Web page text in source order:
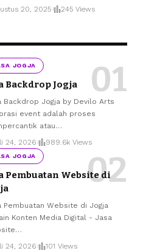
20, 2025 245 Views
JOGJA
Backdrop Jogja
Backdrop Jogja by Devilo Arts
event adalah proses
atau…
24, 2026
989.6k Views
JOGJA
Pembuatan Website di
Pembuatan Website di Jogja
Konten Media Digital - Jasa
…
24, 2026
101 Views